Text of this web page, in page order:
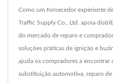
Como um fornecedor experiente
Traffic Supply Co., Ltd. apoia
do mercado de reparo e
soluções práticas de ignição e
ajuda os compradores a encontrar
substituição automotiva, reparo